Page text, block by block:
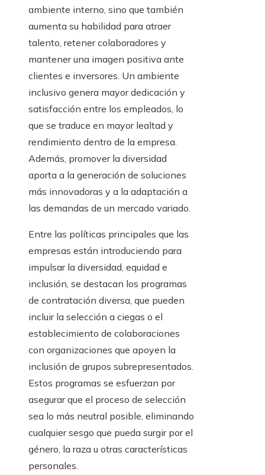
ambiente interno, sino que también
aumenta su habilidad para atraer
talento, retener colaboradores y
mantener una imagen positiva ante
clientes e inversores. Un ambiente
inclusivo genera mayor dedicación y
satisfacción entre los empleados, lo
que se traduce en mayor lealtad y
rendimiento dentro de la empresa.
Además, promover la diversidad
aporta a la generación de soluciones
más innovadoras y a la adaptación a
las demandas de un mercado variado.
Entre las políticas principales que las
empresas están introduciendo para
impulsar la diversidad, equidad e
inclusión, se destacan los programas
de contratación diversa, que pueden
incluir la selección a ciegas o el
establecimiento de colaboraciones
con organizaciones que apoyen la
inclusión de grupos subrepresentados.
Estos programas se esfuerzan por
asegurar que el proceso de selección
sea lo más neutral posible, eliminando
cualquier sesgo que pueda surgir por el
género, la raza u otras características
personales.